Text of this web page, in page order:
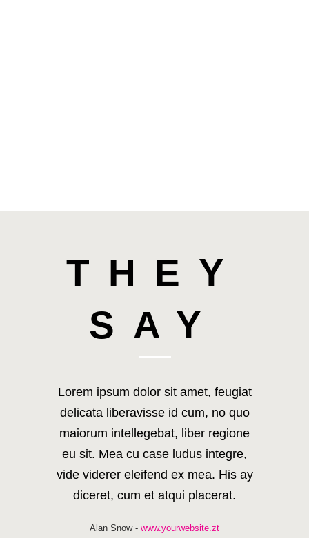
THEY
SAY
Lorem ipsum dolor sit amet, feugiat
delicata liberavisse id cum, no quo
maiorum intellegebat, liber regione
eu sit. Mea cu case ludus integre,
vide viderer eleifend ex mea. His ay
diceret, cum et atqui placerat.
Alan Snow- www.yourwebsite.zt